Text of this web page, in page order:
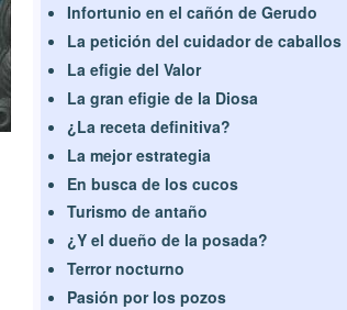
Infortunio en el cañón de Gerudo
La petición del cuidador de caballos
La efigie del Valor
La gran efigie de la Diosa
¿La receta definitiva?
La mejor estrategia
En busca de los cucos
Turismo de antaño
¿Y el dueño de la posada?
Terror nocturno
Pasión por los pozos